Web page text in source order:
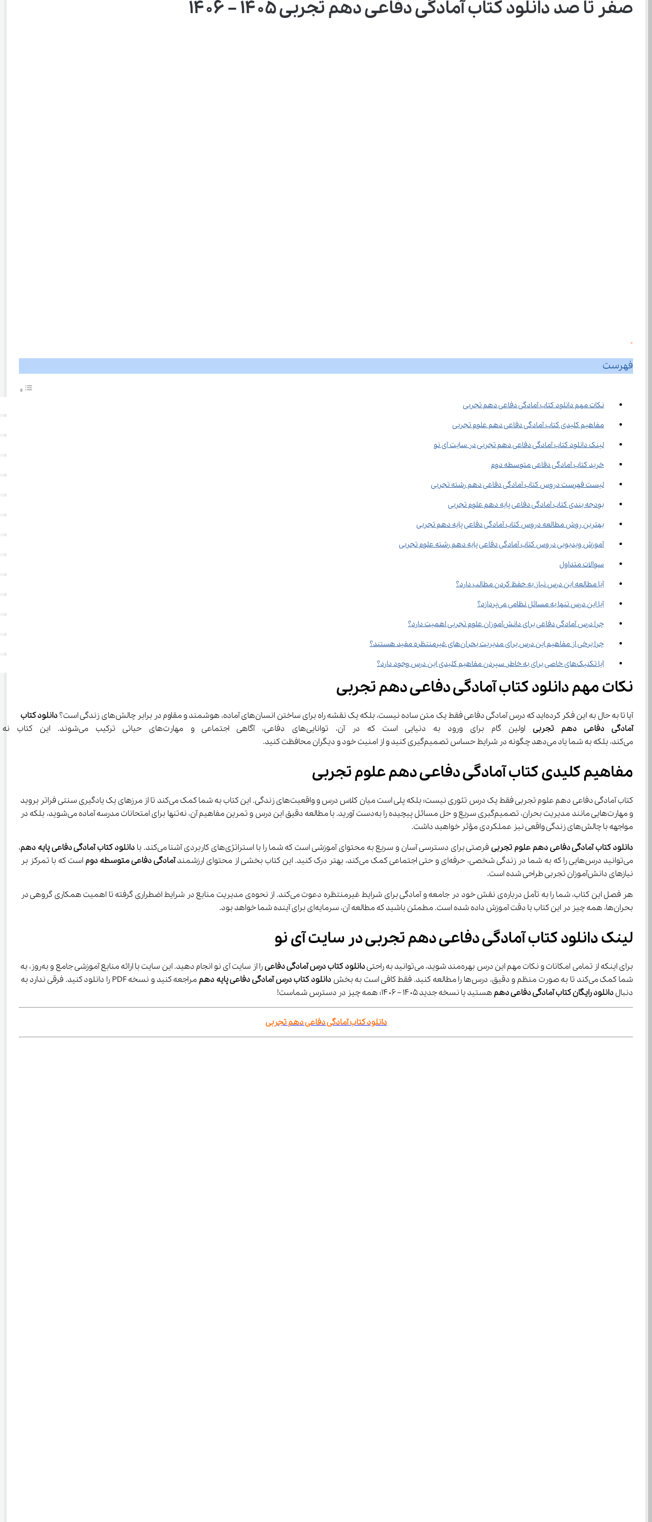
صفر تا صد دانلود کتاب آمادگی دفاعی دهم تجربی ۱۴۰۵ – ۱۴۰۶
0
فهرست
نکات مهم دانلود کتاب آمادگی دفاعی دهم تجربی
مفاهیم کلیدی کتاب آمادگی دفاعی دهم علوم تجربی
لینک دانلود کتاب آمادگی دفاعی دهم تجربی در سایت آی نو
خرید کتاب آمادگی دفاعی متوسطه دوم
لیست فهرست دروس کتاب آمادگی دفاعی دهم رشته تجربی
بودجه بندی کتاب آمادگی دفاعی پایه دهم علوم تجربی
بهترین روش مطالعه دروس کتاب آمادگی دفاعی پایه دهم تجربی
آموزش ویدیویی دروس کتاب آمادگی دفاعی پایه دهم رشته علوم تجربی
سوالات متداول
آیا مطالعه این درس نیاز به حفظ کردن مطالب دارد؟
آیا این درس تنها به مسائل نظامی می‌پردازد؟
چرا درس آمادگی دفاعی برای دانش‌آموزان علوم تجربی اهمیت دارد؟
چرا برخی از مفاهیم این درس برای مدیریت بحران‌های غیرمنتظره مفید هستند؟
آیا تکنیک‌های خاصی برای به خاطر سپردن مفاهیم کلیدی این درس وجود دارد؟
نکات مهم دانلود کتاب آمادگی دفاعی دهم تجربی
آیا تا به حال به این فکر کرده‌اید که درس آمادگی دفاعی فقط یک متن ساده نیست، بلکه یک نقشه راه برای ساختن انسان‌های آماده، هوشمند و مقاوم در برابر چالش‌های زندگی است؟
دانلود کتاب
آمادگی دفاعی دهم تجربی
اولین گام برای ورود به دنیایی است که در آن،
می‌کند، بلکه به شما یاد می‌دهد چگونه در شرایط حساس تصمیم‌گیری کنید و از امنیت خود و دیگران محافظت کنید.
مفاهیم کلیدی کتاب آمادگی دفاعی دهم علوم تجربی
کتاب آمادگی دفاعی دهم علوم تجربی فقط یک درس تئوری نیست؛ بلکه پلی است میان کلاس درس و واقعیت‌های زندگی. این کتاب به شما کمک می‌کند تا از مرزهای یک یادگیری سنتی فراتر بروید
و مهارت‌هایی مانند مدیریت بحران، تصمیم‌گیری سریع و حل مسائل پیچیده را به‌دست آورید. با مطالعه دقیق این درس و تمرین مفاهیم آن، نه‌تنها برای امتحانات مدرسه آماده می‌شوید، بلکه در
مواجهه با چالش‌های زندگی واقعی نیز عملکردی مؤثر خواهید داشت.
دانلود کتاب آمادگی دفاعی دهم علوم تجربی فرصتی برای دسترسی آسان و سریع به محتوای آموزشی است که شما را با استراتژی‌های کاربردی آشنا می‌کند. با دانلود کتاب آمادگی دفاعی پایه دهم،
می‌توانید درس‌هایی را که به شما در زندگی شخصی، حرفه‌ای و حتی اجتماعی کمک می‌کند، بهتر درک کنید. این کتاب بخشی از محتوای ارزشمند
آمادگی دفاعی متوسطه دوم است که با تمرکز بر
نیازهای دانش‌آموزان تجربی طراحی شده است.
هر فصل این کتاب، شما را به تأمل درباره‌ی نقش خود در جامعه و آمادگی برای شرایط غیرمنتظره دعوت می‌کند. از نحوه‌ی مدیریت منابع در شرایط اضطراری گرفته تا اهمیت همکاری گروهی در
بحران‌ها، همه چیز در این کتاب با دقت آموزش داده شده است. مطمئن باشید که مطالعه آن، سرمایه‌ای برای آینده شما خواهد بود.
لینک دانلود کتاب آمادگی دفاعی دهم تجربی در سایت آی نو
برای اینکه از تمامی امکانات و نکات مهم این درس بهره‌مند شوید، می‌توانید به راحتی دانلود کتاب درس آمادگی دفاعی
را از سایت آی نو انجام دهید. این سایت با ارائه منابع آموزشی جامع و به‌روز، به
شما کمک می‌کند تا به صورت منظم و دقیق، درس‌ها را مطالعه کنید. فقط کافی است به بخش
دانلود کتاب درس آمادگی دفاعی پایه دهم
مراجعه کنید و نسخه PDF را دانلود کنید. فرقی ندارد به
دنبال دانلود رایگان کتاب آمادگی دفاعی دهم هستید یا نسخه جدید ۱۴۰۵ – ۱۴۰۶؛ همه چیز در دسترس شماست!
دانلود کتاب آمادگی دفاعی دهم تجربی